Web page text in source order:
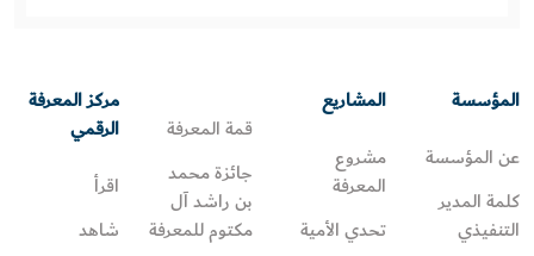
المؤسسة
عن المؤسسة
كلمة المدير
التنفيذي
المشاريع
مشروع
المعرفة
تحدي الأمية
قمة المعرفة
جائزة محمد
بن راشد آل
مكتوم للمعرفة
مركز المعرفة
الرقمي
اقرأ
شاهد